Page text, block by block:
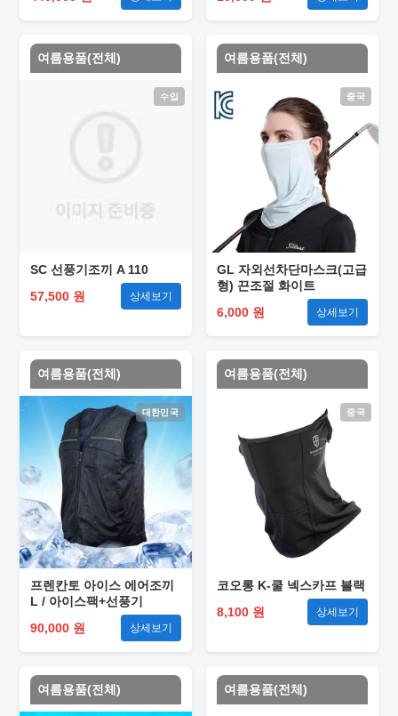
여름용품(전체)
수입
SC 선풍기조끼 A 110
57,500 원
상세보기
여름용품(전체)
중국
GL 자외선차단마스크(고급
형) 끈조절 화이트
6,000 원
상세보기
여름용품(전체)
대한민국
프렌칸토 아이스 에어조끼
L / 아이스팩+선풍기
90,000 원
상세보기
여름용품(전체)
중국
코오롱 K-쿨 넥스카프 블랙
8,100 원
상세보기
여름용품(전체) 여름용품(전체)